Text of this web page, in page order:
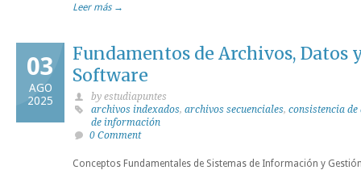
Leer más →
03
AGO
2025
Fundamentos de Archivos, Datos
Software
by estudiapuntes
archivos indexados, archivos secuenciales, consistencia de
de información
0 Comment
Conceptos Fundamentales de Sistemas de Información y